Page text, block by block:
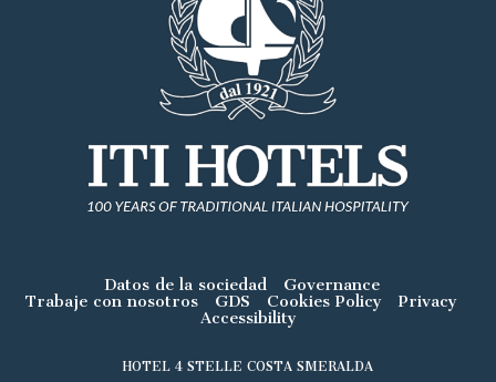
Datos de la sociedad
Governance
Trabaje con nosotros
GDS Cookies Policy
Privacy
Accessibility
HOTEL 4 STELLE COSTA SMERALDA